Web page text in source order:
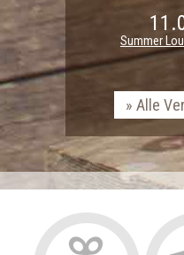
Summer
Alle